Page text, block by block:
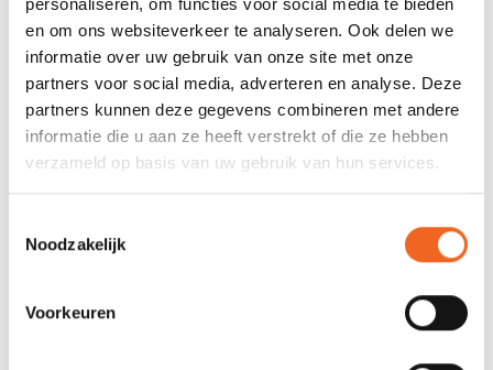
en om ons websiteverkeer te analyseren. Ook delen we
informatie over uw gebruik van onze site met onze
partners voor social media, adverteren en analyse. Deze
partners kunnen deze gegevens combineren met andere
informatie die u aan ze heeft verstrekt of die ze hebben
verzameld op basis van uw gebruik van hun services.
Noodzakelijk
Voorkeuren
Gewicht: 24 kg
Capaciteit: 140 kg
REVIEWS